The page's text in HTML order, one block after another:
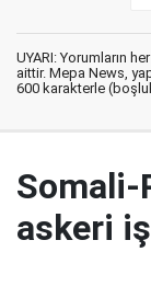
UYARI: Yorumların
aittir. Mepa News,
600 karakterle
Somali-
askeri